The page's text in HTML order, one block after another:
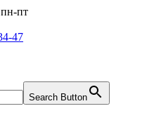
пт
47
Search Button